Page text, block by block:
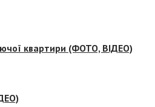
квартири (ФОТО, ВІДЕО)